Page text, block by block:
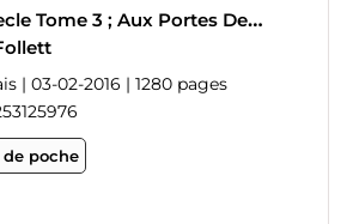
Le Siecle Tome 3 ; Aux Portes De L'eternite
| 03-02-2016 | 1280 pages
de poche